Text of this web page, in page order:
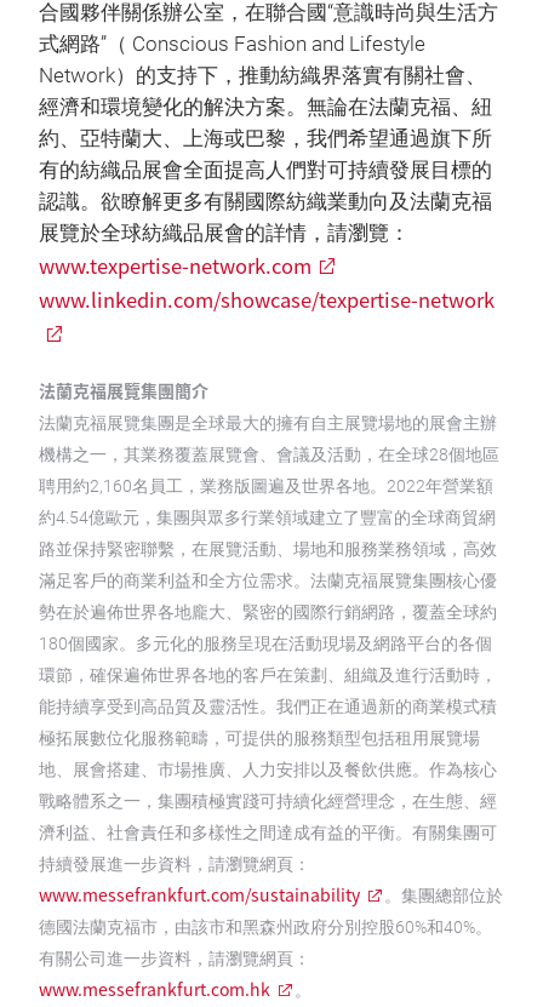
合國夥伴關係辦公室，在聯合國“意識時尚與生活方
式網路”（ Conscious Fashion and Lifestyle
Network）的支持下，推動紡織界落實有關社會、
經濟和環境變化的解決方案。無論在法蘭克福、紐
約、亞特蘭大、上海或巴黎，我們希望通過旗下所
有的紡織品展會全面提高人們對可持續發展目標的
認識。欲瞭解更多有關國際紡織業動向及法蘭克福
展覽於全球紡織品展會的詳情，請瀏覽：
www.texpertise-network.com
www.linkedin.com/showcase/texpertise-network
法蘭克福展覽集團簡介
法蘭克福展覽集團是全球最大的擁有自主展覽場地的展會主辦
機構之一，其業務覆蓋展覽會、會議及活動，在全球28個地區
聘用約2,160名員工，業務版圖遍及世界各地。2022年營業額
約4.54億歐元，集團與眾多行業領域建立了豐富的全球商貿網
路並保持緊密聯繫，在展覽活動、場地和服務業務領域，高效
滿足客戶的商業利益和全方位需求。法蘭克福展覽集團核心優
勢在於遍佈世界各地龐大、緊密的國際行銷網路，覆蓋全球約
180個國家。多元化的服務呈現在活動現場及網路平台的各個
環節，確保遍佈世界各地的客戶在策劃、組織及進行活動時，
能持續享受到高品質及靈活性。我們正在通過新的商業模式積
極拓展數位化服務範疇，可提供的服務類型包括租用展覽場
地、展會搭建、市場推廣、人力安排以及餐飲供應。作為核心
戰略體系之一，集團積極實踐可持續化經營理念，在生態、經
濟利益、社會責任和多樣性之間達成有益的平衡。有關集團可
持續發展進一步資料，請瀏覽網頁：
www.messefrankfurt.com/sustainability
。集團總部位於
德國法蘭克福市，由該市和黑森州政府分別控股60%和40%。
有關公司進一步資料，請瀏覽網頁：
www.messefrankfurt.com.hk 。